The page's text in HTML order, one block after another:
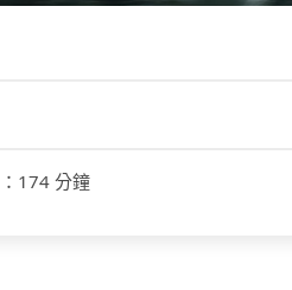
： 174 分鐘